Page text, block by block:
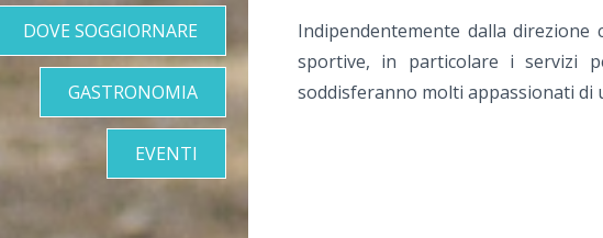
Indipendentemente dalla
sportive, in particolare i servizi
soddisferanno molti appassionati di
DOVE SOGGIORNARE
GASTRONOMIA
EVENTI